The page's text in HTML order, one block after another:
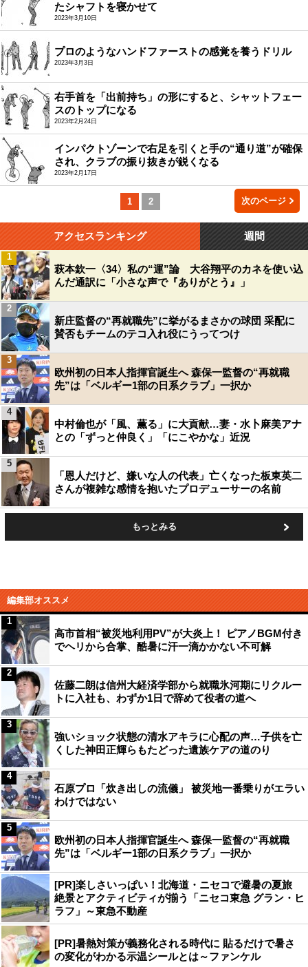
たシャフトを寝かせて
2023年3月10日
プロのようなハンドファーストの感覚を養うドリル
2023年3月3日
右手首を「出前持ち」の形にすると、シャットフェー
スのトップになる
2023年2月24日
インパクトゾーンで右足を引くと手の“通り道”が確保
され、クラブの振り抜きが鋭くなる
2023年2月17日
1 2 次のページ
アクセスランキング 週間
萩本欽一〈34〉私の“運”論 大谷翔平のカネを使い込
んだ通訳に「小さな声で『ありがとう』」
1
新庄監督の“再就職先”に挙がるまさかの球団 采配に
賛否もチームのテコ入れ役にうってつけ
2
欧州初の日本人指揮官誕生へ 森保一監督の“再就職
先”は「ベルギー1部の日系クラブ」一択か
3
中村倫也が「風、薫る」に大貢献…妻・水卜麻美アナ
との「ずっと仲良く」「にこやかな」近況
4
「恩人だけど、嫌いな人の代表」亡くなった板東英二
さんが複雑な感情を抱いたプロデューサーの名前
5
もっとみる
編集部オススメ
高市首相“被災地利用PV”が大炎上！ ピアノBGM付き
でヘリから合掌、酷暑に汗一滴かかない不可解
1
佐藤二朗は信州大経済学部から就職氷河期にリクルー
トに入社も、わずか1日で辞めて役者の道へ
2
強いショック状態の清水アキラに心配の声…子供を亡
くした神田正輝らもたどった遺族ケアの道のり
3
石原プロ「炊き出しの流儀」 被災地一番乗りがエラい
わけではない
4
欧州初の日本人指揮官誕生へ 森保一監督の“再就職
先”は「ベルギー1部の日系クラブ」一択か
5
[PR]楽しさいっぱい！北海道・ニセコで避暑の夏旅
絶景とアクティビティが揃う「ニセコ東急 グラン・ヒ
ラフ」～東急不動産
[PR]暑熱対策が義務化される時代に 貼るだけで暑さ
の変化がわかる示温シールとは～ファンケル